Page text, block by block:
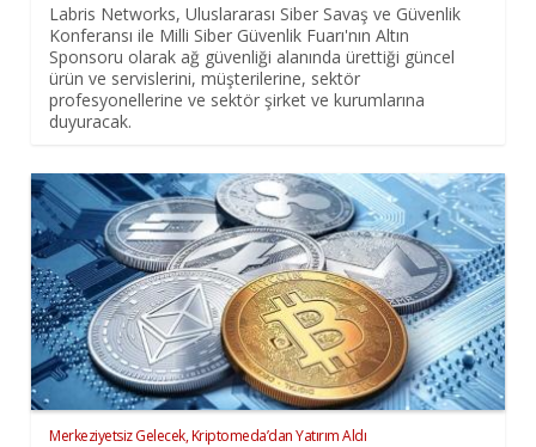
Labris Networks, Uluslararası Siber Savaş ve Güvenlik
Konferansı ile Milli Siber Güvenlik Fuarı'nın Altın
Sponsoru olarak ağ güvenliği alanında ürettiği güncel
ürün ve servislerini, müşterilerine, sektör
profesyonellerine ve sektör şirket ve kurumlarına
duyuracak.
Merkeziyetsiz Gelecek, Kriptomeda’dan Yatırım Aldı